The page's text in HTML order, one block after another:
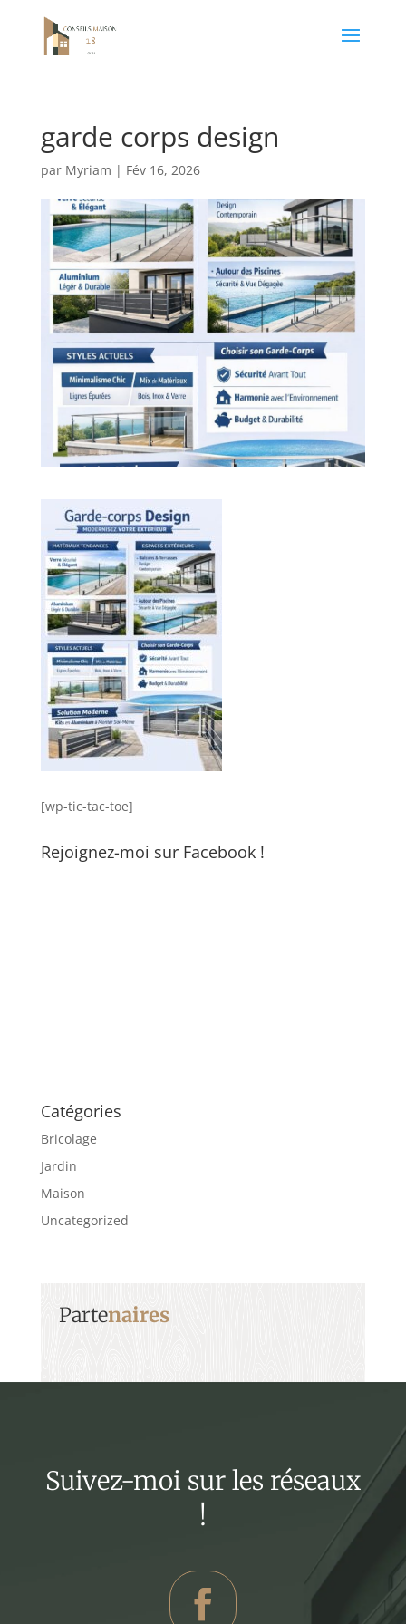
garde corps design
par Myriam | Fév 16, 2026
[wp-tic-tac-toe]
Rejoignez-moi sur Facebook !
Catégories
Bricolage
Jardin
Maison
Uncategorized
Partenaires
Suivez-moi sur les réseaux
!